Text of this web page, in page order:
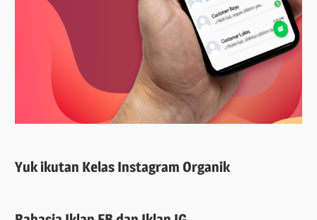
Yuk ikutan Kelas Instagram Organik